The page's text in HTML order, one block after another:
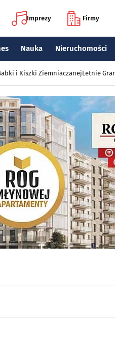
Imprezy Firmy
Nauka Nieruchomości
i Kiszki ZiemniaczanejLetnie